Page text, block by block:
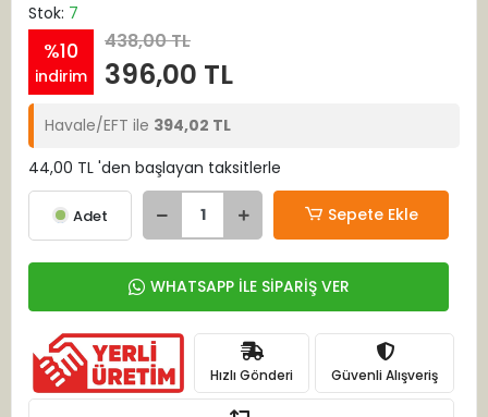
Stok: 7
%10
indirim
438,00 TL
396,00 TL
Havale/EFT ile 394,02 TL
44,00 TL 'den başlayan taksitlerle
Adet Sepete Ekle
WHATSAPP İLE SİPARİŞ VER
Hızlı Gönderi Güvenli Alışveriş